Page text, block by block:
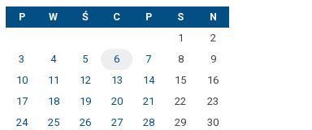
P W Ś C P S
N
1
2
3
4 5 6 7 8
9
10
11 12 13 14 15
16
17
18 19 20 21 22
23
24
25 26 27 28 29
30